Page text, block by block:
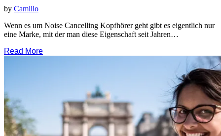
by Camillo
Wenn es um Noise Cancelling Kopfhörer geht gibt es eigentlich nur
eine Marke, mit der man diese Eigenschaft seit Jahren…
Read More